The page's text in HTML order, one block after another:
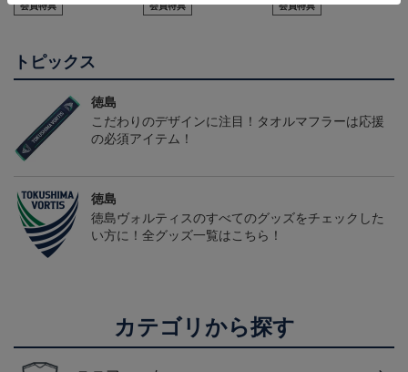
会員特典 会員特典 会員特典
トピックス
徳島
こだわりのデザインに注目！タオルマフラーは応援
の必須アイテム！
徳島
徳島ヴォルティスのすべてのグッズをチェックした
い方に！全グッズ一覧はこちら！
カテゴリから探す